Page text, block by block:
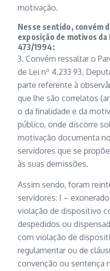
motivação.
Nesse sentido, convém
exposição de motivos
473/1994:
3. Convém ressaltar o
de Lei nº 4.233 93,
parte referente à
que lhe são correlatos
o da finalidade e da
público, onde discorre
motivação documenta
servidores que se
às suas demissões.
Assim sendo, foram
servidores: I –
violação de dispositivo
despedidos ou
com violação de
regulamentar ou de
convenção ou sentença